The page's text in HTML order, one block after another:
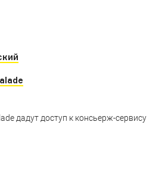
дадут доступ к консьерж-сервиcу